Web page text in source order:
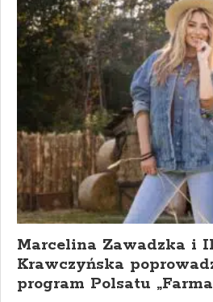
Marcelina Zawadzka i
Krawczyńska
program Polsatu